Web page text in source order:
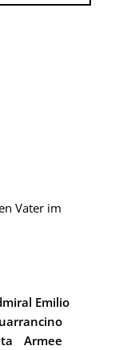
Vater im
Emilio
Armee